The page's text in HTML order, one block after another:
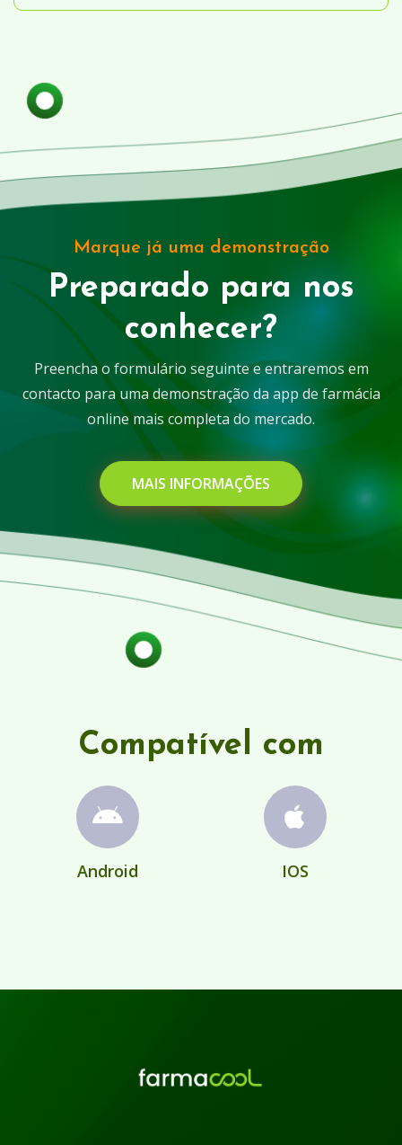
Marque já uma demonstração
Preparado para nos
conhecer?
Preencha o formulário seguinte e entraremos em
contacto para uma demonstração da app de farmácia
online mais completa do mercado.
MAIS INFORMAÇÕES
Compatível com
Android IOS